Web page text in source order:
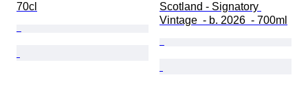
70cl
Scotland - Signatory
Vintage  - b. 2026  - 700ml